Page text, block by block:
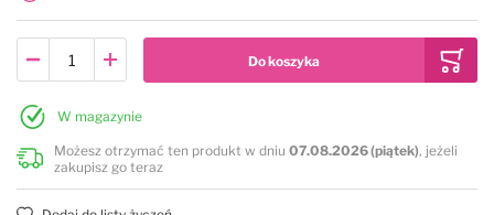
W magazynie
Możesz otrzymać ten produkt w dniu 07.08.2026 (piątek), jeżeli
zakupisz go teraz